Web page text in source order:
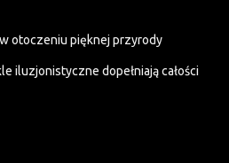
otoczeniu pięknej przyrody
iluzjonistyczne dopełniają całości